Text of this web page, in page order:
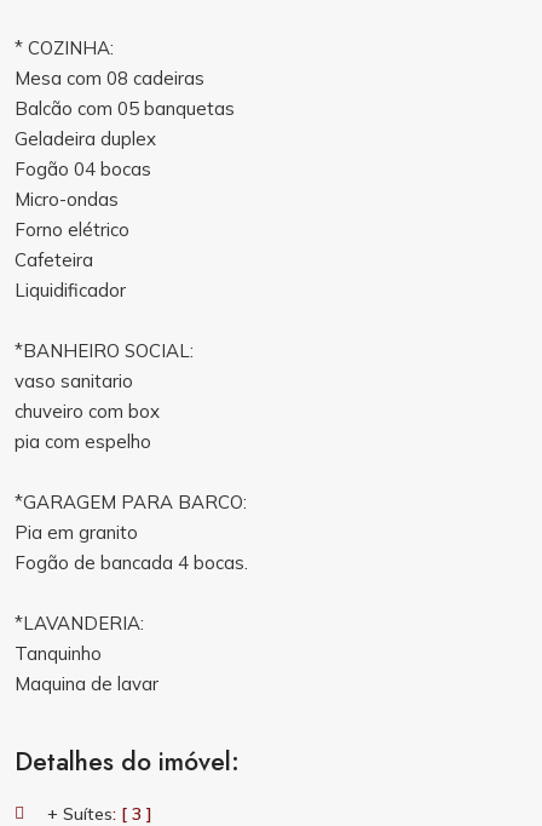
* COZINHA:
Mesa com 08 cadeiras
Balcão com 05 banquetas
Geladeira duplex
Fogão 04 bocas
Micro-ondas
Forno elétrico
Cafeteira
Liquidificador
*BANHEIRO SOCIAL:
vaso sanitario
chuveiro com box
pia com espelho
*GARAGEM PARA BARCO:
Pia em granito
Fogão de bancada 4 bocas.
*LAVANDERIA:
Tanquinho
Maquina de lavar
Detalhes do imóvel:
+ Suítes: [ 3 ]